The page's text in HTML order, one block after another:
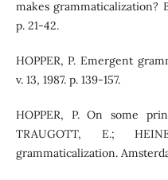
makes grammaticalization?
p. 21-42.
HOPPER, P. Emergent
v. 13, 1987. p. 139-157.
HOPPER, P. On some
TRAUGOTT, E.;
grammaticalization.